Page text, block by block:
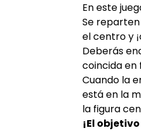
En este
Se
el centro y
Deberás
coincida en
Cuando la
está en la
la figura
¡El